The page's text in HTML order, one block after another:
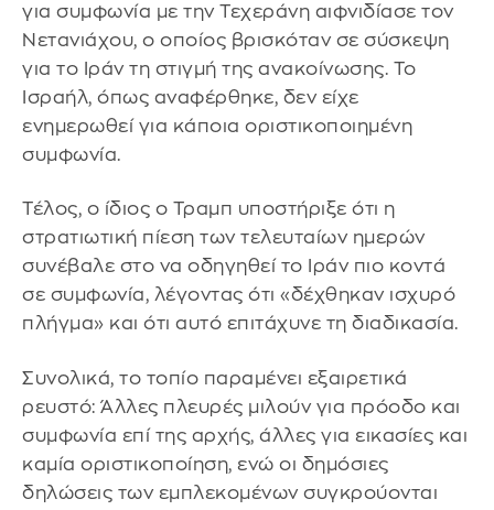
για συμφωνία με την Τεχεράνη αιφνιδίασε τον
Νετανιάχου, ο οποίος βρισκόταν σε σύσκεψη
για το Ιράν τη στιγμή της ανακοίνωσης. Το
Ισραήλ, όπως αναφέρθηκε, δεν είχε
ενημερωθεί για κάποια οριστικοποιημένη
συμφωνία.
Τέλος, ο ίδιος ο Τραμπ υποστήριξε ότι η
στρατιωτική πίεση των τελευταίων ημερών
συνέβαλε στο να οδηγηθεί το Ιράν πιο κοντά
σε συμφωνία, λέγοντας ότι «δέχθηκαν ισχυρό
πλήγμα» και ότι αυτό επιτάχυνε τη διαδικασία.
Συνολικά, το τοπίο παραμένει εξαιρετικά
ρευστό: Άλλες πλευρές μιλούν για πρόοδο και
συμφωνία επί της αρχής, άλλες για εικασίες και
καμία οριστικοποίηση, ενώ οι δημόσιες
δηλώσεις των εμπλεκομένων συγκρούονται